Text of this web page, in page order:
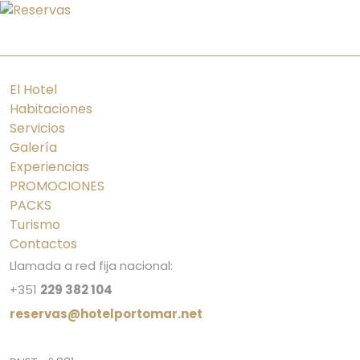
El Hotel
Habitaciones
Servicios
Galería
Experiencias
PROMOCIONES
PACKS
Turismo
Contactos
Llamada a red fija nacional:
+351 229 382 104
reservas@hotelportomar.net